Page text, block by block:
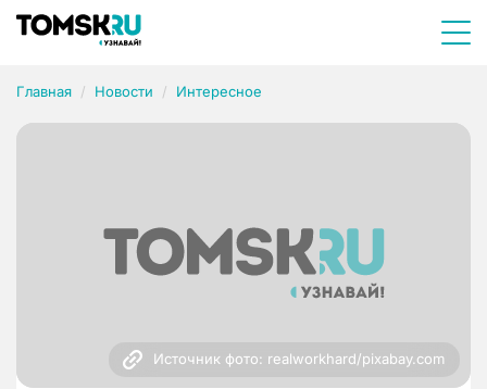
Главная Новости Интересное
Источник фото: realworkhard/pixabay.com